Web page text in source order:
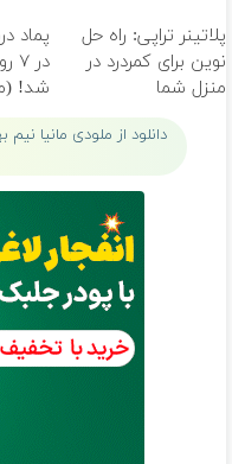
پلاتینر تراپی: راه حل
نوین برای کمردرد در
منزل شما
پماد
شد!
دانلود از ملودی مانیا